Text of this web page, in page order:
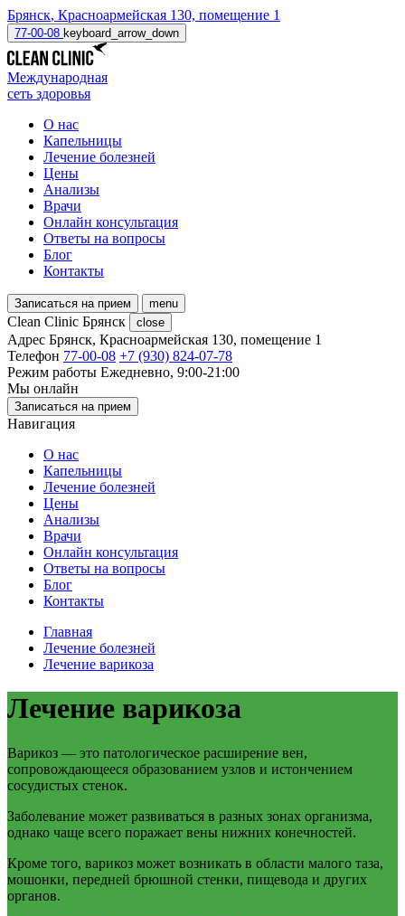
Брянск, Красноармейская 130, помещение 1
77-00-08 keyboard_arrow_down
Международная
сеть здоровья
О нас
Капельницы
Лечение болезней
Цены
Анализы
Врачи
Онлайн консультация
Ответы на вопросы
Блог
Контакты
Записаться на прием menu
Clean Clinic Брянск close
Адрес Брянск, Красноармейская 130, помещение 1
Телефон 77-00-08 +7 (930) 824-07-78
Режим работы Ежедневно, 9:00-21:00
Мы онлайн
Записаться на прием
Навигация
О нас
Капельницы
Лечение болезней
Цены
Анализы
Врачи
Онлайн консультация
Ответы на вопросы
Блог
Контакты
Главная
Лечение болезней
Лечение варикоза
Лечение варикоза
Варикоз — это патологическое расширение вен,
сопровождающееся образованием узлов и истончением
сосудистых стенок.
Заболевание может развиваться в разных зонах организма,
однако чаще всего поражает вены нижних конечностей.
Кроме того, варикоз может возникать в области малого таза,
мошонки, передней брюшной стенки, пищевода и других
органов.